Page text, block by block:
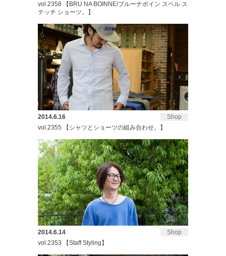
vol.2358 【BRU NA BOINNE/ブルーナボイン スペル ス
テッチ ショーツ。】
Shop
2014.6.16
vol.2355 【シャツとショーツの組み合わせ。】
Shop
2014.6.14
vol.2353 【Staff Styling】